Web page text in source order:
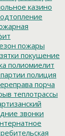
казино
пожары
покушение
полиомиелит
полиция
порча
теплотрассы
звонки